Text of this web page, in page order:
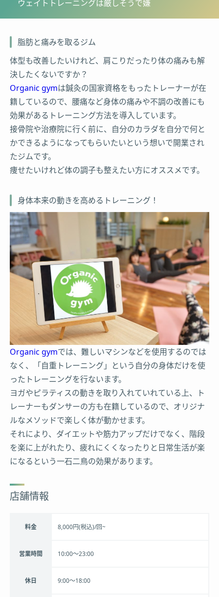
ウェイトトレーニングは厳しそうで嫌
脂肪と痛みを取るジム
体型も改善したいけれど、肩こりだったり体の痛みも解
決したくないですか？
Organic gymは鍼灸の国家資格をもったトレーナーが在
籍しているので、腰痛など身体の痛みや不調の改善にも
効果があるトレーニング方法を導入しています。
接骨院や治療院に行く前に、自分のカラダを自分で何と
かできるようになってもらいたいという想いで開業され
たジムです。
痩せたいけれど体の調子も整えたい方にオススメです。
身体本来の動きを高めるトレーニング！
Organic gymでは、難しいマシンなどを使用するのでは
なく、「自重トレーニング」という自分の身体だけを使
ったトレーニングを行ないます。
ヨガやピラティスの動きを取り入れていれている上、ト
レーナーもダンサーの方も在籍しているので、オリジナ
ルなメソッドで楽しく体が動かせます。
それにより、ダイエットや筋力アップだけでなく、階段
を楽に上がれたり、疲れにくくなったりと日常生活が楽
になるという一石二鳥の効果があります。
店舗情報
料金 8,000円(税込)/回~
営業時間 10:00〜23:00
休日 9:00～18:00